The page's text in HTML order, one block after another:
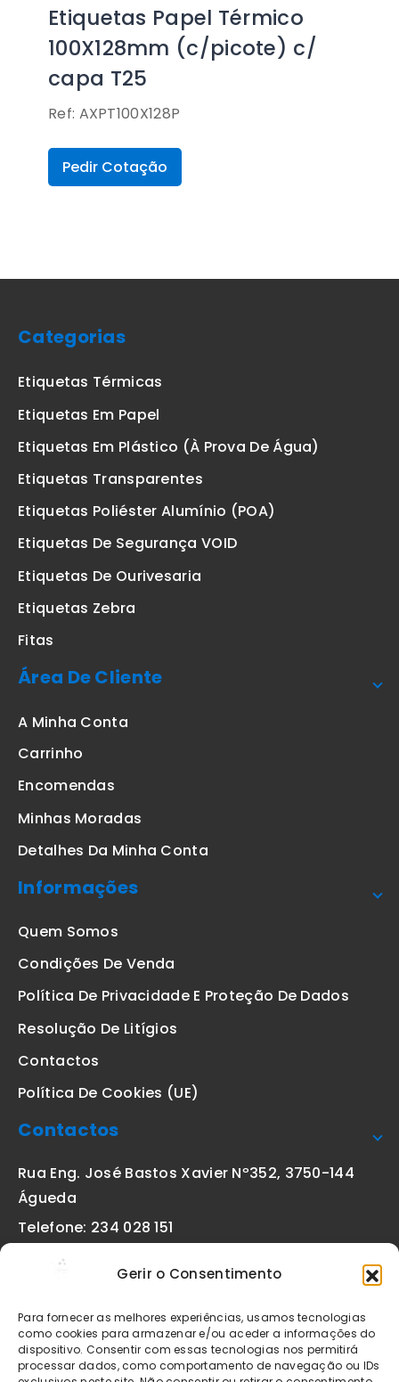
Gerir o Consentimento
Para fornecer as melhores experiências, usamos tecnologias
como cookies para armazenar e/ou aceder a informações do
dispositivo. Consentir com essas tecnologias nos permitirá
processar dados, como comportamento de navegação ou IDs
Etiquetas Papel Térmico
100X128mm (c/picote) c/
capa T25
Ref: AXPT100X128P
Pedir Cotação
Categorias
Etiquetas Térmicas
Etiquetas Em Papel
Etiquetas Em Plástico (à Prova De Água)
Etiquetas Transparentes
Etiquetas Poliéster Alumínio (POA)
Etiquetas De Segurança VOID
Etiquetas De Ourivesaria
Etiquetas Zebra
Fitas
Área De Cliente
A Minha Conta
Carrinho
Encomendas
Minhas Moradas
Detalhes Da Minha Conta
Informações
Quem Somos
Condições De Venda
Política De Privacidade E Proteção De Dados
Resolução De Litígios
Contactos
Política De Cookies (UE)
Contactos
Rua Eng. José Bastos Xavier Nº352, 3750-144
Águeda
Telefone: 234 028 151
geral@etiquetas-online.pt
Os preços indicados incluem IVA à taxa legal em vigor. Todos